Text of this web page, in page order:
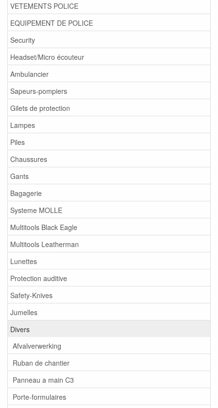
VETEMENTS POLICE
EQUIPEMENT DE POLICE
Security
Headset/Micro écouteur
Ambulancier
Sapeurs-pompiers
Gilets de protection
Lampes
Piles
Chaussures
Gants
Bagagerie
Systeme MOLLE
Multitools Black Eagle
Multitools Leatherman
Lunettes
Protection auditive
Safety-Knives
Jumelles
Divers
Afvalverwerking
Ruban de chantier
Panneau a main C3
Porte-formulaires